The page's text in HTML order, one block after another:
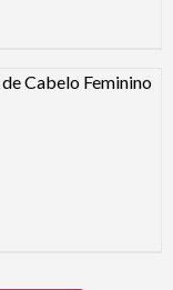
Image